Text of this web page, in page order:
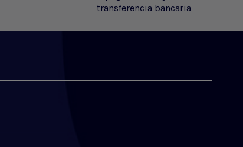
transferencia bancaria